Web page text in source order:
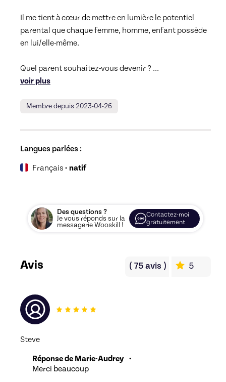
Il me tient à cœur de mettre en lumière le potentiel
parental que chaque femme, homme, enfant possède
en lui/elle-même.
Quel parent souhaitez-vous devenir ? ...
voir plus
Membre depuis 2023-04-26
Langues parlées :
Français - natif
Des questions ?
Je vous réponds sur la
messagerie Wooskill !
Contactez-moi
gratuitement
Avis ( 75avis ) 5
Steve
Réponse de Marie-Audrey
•
Merci beaucoup